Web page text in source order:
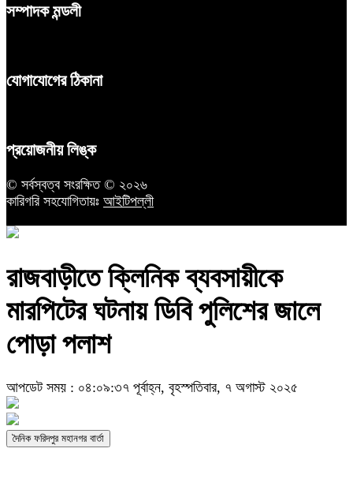
সম্পাদক মন্ডলী
যোগাযোগের ঠিকানা
প্রয়োজনীয় লিঙ্ক
© সর্বস্বত্ব সংরক্ষিত © ২০২৬
কারিগরি সহযোগিতায়ঃ আইটিপল্লী
রাজবাড়ীতে ক্লিনিক ব্যবসায়ীকে
মারপিটের ঘটনায় ডিবি পুলিশের জালে
পোড়া পলাশ
আপডেট সময় : ০৪:০৯:৩৭ পূর্বাহ্ন, বৃহস্পতিবার, ৭ অগাস্ট ২০২৫
দৈনিক ফরিদপুর মহানগর বার্তা